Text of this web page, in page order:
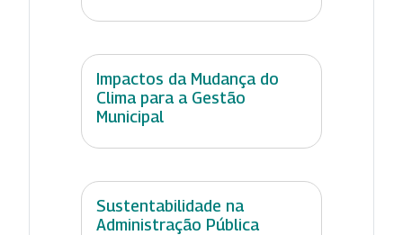
Impactos da Mudança do
Clima para a Gestão
Municipal
Sustentabilidade na
Administração Pública